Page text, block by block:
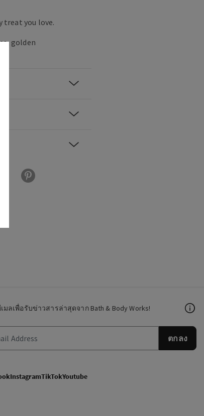
treat you love.
golden
มลเพื่อรับข่าวสารล่าสุดจาก Bath & Body Works!
ตกลง
InstagramTikTokYoutube